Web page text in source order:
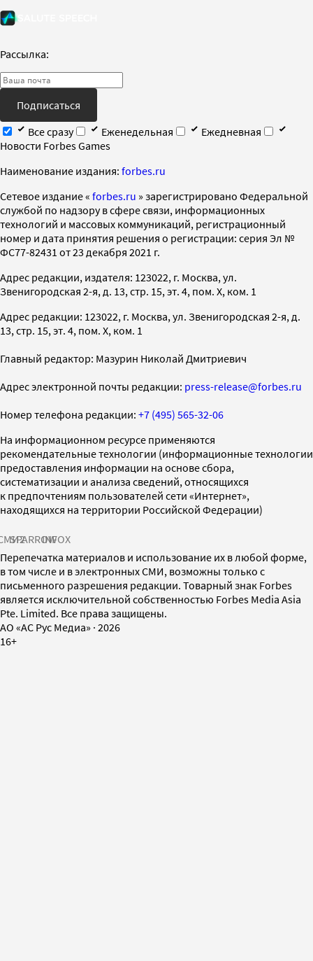
Рассылка:
Подписаться
Все сразу
Еженедельная
Ежедневная
Новости Forbes Games
Наименование издания: forbes.ru
Cетевое издание « forbes.ru » зарегистрировано Федеральной
службой по надзору в сфере связи, информационных
технологий и массовых коммуникаций, регистрационный
номер и дата принятия решения о регистрации: серия Эл №
ФС77-82431 от 23 декабря 2021 г.
Адрес редакции, издателя: 123022, г. Москва, ул.
Звенигородская 2-я, д. 13, стр. 15, эт. 4, пом. X, ком. 1
Адрес редакции: 123022, г. Москва, ул. Звенигородская 2-я, д.
13, стр. 15, эт. 4, пом. X, ком. 1
Главный редактор: Мазурин Николай Дмитриевич
Адрес электронной почты редакции: press-release@forbes.ru
Номер телефона редакции: +7 (495) 565-32-06
На информационном ресурсе применяются
рекомендательные технологии (информационные технологии
предоставления информации на основе сбора,
систематизации и анализа сведений, относящихся
к предпочтениям пользователей сети «Интернет»,
находящихся на территории Российской Федерации)
SPARROWINFOX
Перепечатка материалов и использование их в любой форме,
в том числе и в электронных СМИ, возможны только с
письменного разрешения редакции. Товарный знак Forbes
является исключительной собственностью Forbes Media Asia
Pte. Limited. Все права защищены.
AO «АС Рус Медиа» · 2026
16+